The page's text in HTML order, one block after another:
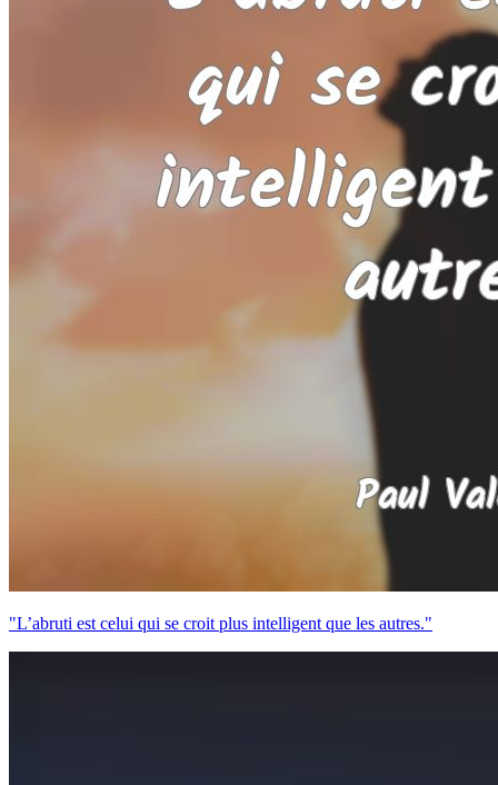
"L’abruti est celui qui se croit plus intelligent que les autres."